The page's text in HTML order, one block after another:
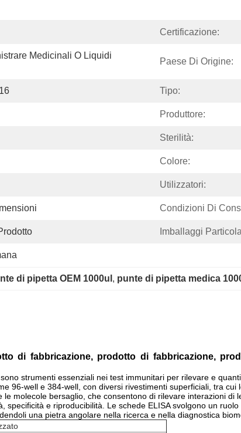
Certificazione:
Medicinali O Liquidi
Paese Di Origine:
Tipo:
Produttore:
Sterilità:
Colore:
Utilizzatori:
Condizioni Di
Imballaggi
di pipetta OEM 1000ul , punte di pipetta medica
di fabbricazione, prodotto di fabbricazione,
strumenti essenziali nei test immunitari per rilevare e
96-well e 384-well, con diversi rivestimenti superficiali, tra
molecole bersaglio, che consentono di rilevare interazioni
specificità e riproducibilità. Le schede ELISA svolgono un
una pietra angolare nella ricerca e nella diagnostica